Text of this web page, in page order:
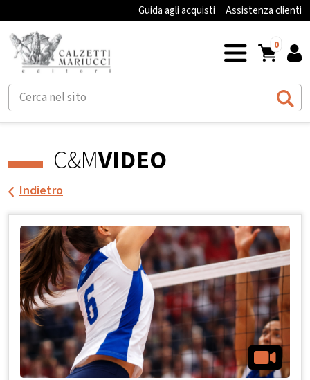
Guida agli acquisti Assistenza clienti
0
C&MVIDEO
Indietro